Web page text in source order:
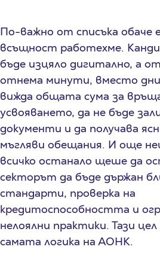
По-важно от списъка обаче
всъщност работехме.
бъде изцяло дигитално, а
отнема минути, вместо
вижда общата сума за
усвояването, да не бъде
документи и да получава
мъгляви обещания. И още
всичко останало щеше да
секторът да бъде държан
стандарти, проверка на
кредитоспособността и
нелоялни практики. Тази
самата логика на АОНК.